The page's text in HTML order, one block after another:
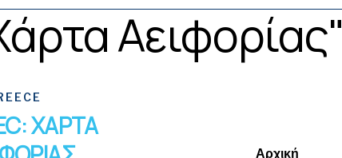
Αειφορίας"
ΧΑΡΤΑ
Αρχική